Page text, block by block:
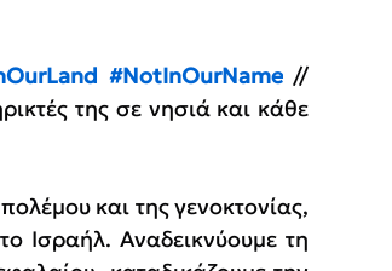
#NotInOurName //
της σε νησιά και κάθε
και της γενοκτονίας,
Ισραήλ. Αναδεικνύουμε τη